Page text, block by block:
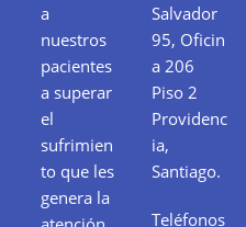
a
nuestros
pacientes
a superar
el
sufrimien
to que les
genera la
Salvador
95, Oficin
a 206
Piso 2
Providenc
ia,
Santiago.
Teléfonos